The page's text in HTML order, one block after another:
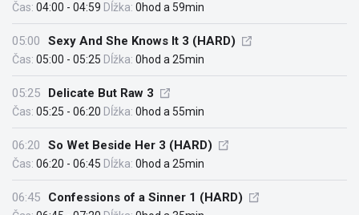
Čas: 04:00 - 04:59 Dĺžka: 0hod a 59min
05:00 Sexy And She Knows It 3 (HARD)
Čas: 05:00 - 05:25 Dĺžka: 0hod a 25min
05:25 Delicate But Raw 3
Čas: 05:25 - 06:20 Dĺžka: 0hod a 55min
06:20 So Wet Beside Her 3 (HARD)
Čas: 06:20 - 06:45 Dĺžka: 0hod a 25min
06:45 Confessions of a Sinner 1 (HARD)